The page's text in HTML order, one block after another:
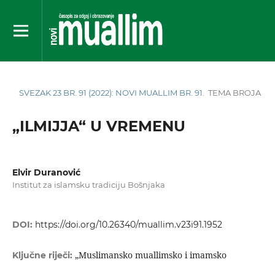
SVEZAK 23 BR. 91 (2022): NOVI MUALLIM BR. 91. TEMA BROJA
„ILMIJJA“ U VREMENU
Elvir Duranović
Institut za islamsku tradiciju Bošnjaka
DOI: https://doi.org/10.26340/muallim.v23i91.1952
Ključne riječi: „Muslimansko muallimsko i imamsko